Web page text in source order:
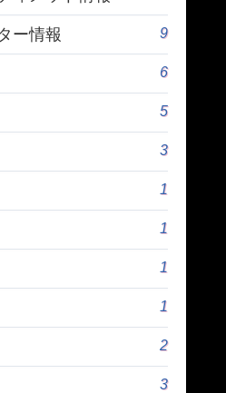
ー情報 9
6
5
3
1
1
1
1
2
3